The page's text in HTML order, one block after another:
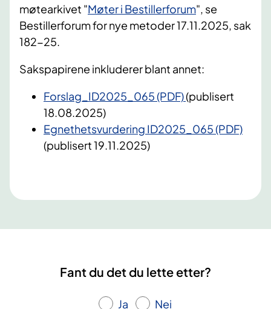
møtearkivet "Møter i Bestillerforum", se
Bestillerforum for nye metoder 17.11.2025, sak
182-25.
Sakspapirene inkluderer blant annet:
Forslag_ID2025_065 (PDF)(publisert
18.08.2025)
Egnethetsvurdering ID2025_065 (PDF)
(publisert 19.11.2025)
Fant du det du lette etter?
Ja Nei